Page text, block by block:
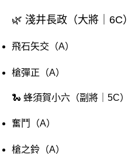
🌿 淺井長政（大將｜6C）
飛石矢交（A）
槍彈正（A）
🐍 蜂須賀小六（副將｜5C）
奮鬥（A）
槍之鈴（A）